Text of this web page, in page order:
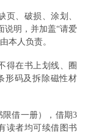
页、破损、涂划、
说明，并加盖“请爱
本人负责。
得在书上划线、圈
形码及拆除磁性材
限借一册），借期3
读者均可续借图书